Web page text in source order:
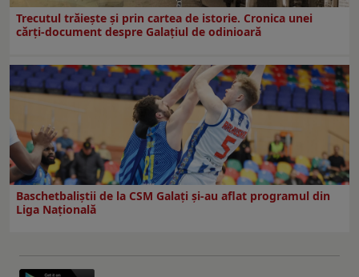
Trecutul trăiește și prin cartea de istorie. Cronica unei
cărți-document despre Galațiul de odinioară
Baschetbaliștii de la CSM Galați și-au aflat programul din
Liga Națională